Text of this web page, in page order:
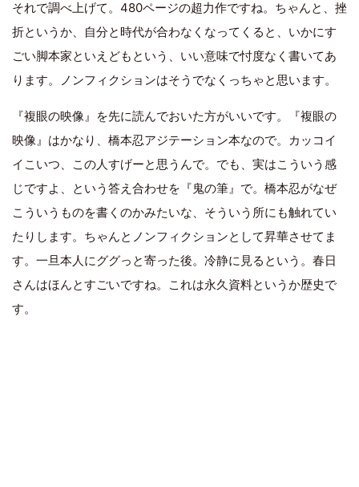
それで調べ上げて。480ページの超力作ですね。ちゃんと、挫
折というか、自分と時代が合わなくなってくると、いかにす
ごい脚本家といえどもという、いい意味で忖度なく書いてあ
ります。ノンフィクションはそうでなくっちゃと思います。
『複眼の映像』を先に読んでおいた方がいいです。『複眼の
映像』はかなり、橋本忍アジテーション本なので。カッコイ
イこいつ、この人すげーと思うんで。でも、実はこういう感
じですよ、という答え合わせを『鬼の筆』で。橋本忍がなぜ
こういうものを書くのかみたいな、そういう所にも触れてい
たりします。ちゃんとノンフィクションとして昇華させてま
す。一旦本人にググっと寄った後。冷静に見るという。春日
さんはほんとすごいですね。これは永久資料というか歴史で
す。